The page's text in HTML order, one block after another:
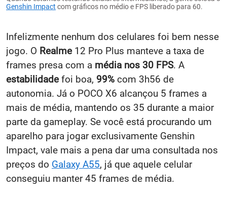
Genshin Impact com gráficos no médio e FPS liberado para 60.
Infelizmente nenhum dos celulares foi bem nesse
jogo. O Realme 12 Pro Plus manteve a taxa de
frames presa com a média nos 30 FPS. A
estabilidadefoi boa, 99% com 3h56 de
autonomia. Já o POCO X6 alcançou 5 frames a
mais de média, mantendo os 35 durante a maior
parte da gameplay. Se você está procurando um
aparelho para jogar exclusivamente Genshin
Impact, vale mais a pena dar uma consultada nos
preços do Galaxy A55, já que aquele celular
conseguiu manter 45 frames de média.